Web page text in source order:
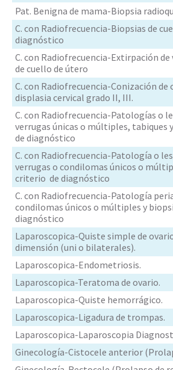
Pat. Benigna de mama-Biopsia
C. con Radiofrecuencia-Biopsias de
diagnóstico
C. con Radiofrecuencia-Extirpación
de cuello de útero
C. con Radiofrecuencia-Conización
displasia cervical grado II, III.
C. con Radiofrecuencia-Patologías o
verrugas únicas o múltiples, tabiques
de diagnóstico
C. con Radiofrecuencia-Patología o
verrugas o condilomas únicos o
criterio de diagnóstico
C. con Radiofrecuencia-Patología
condilomas únicos o múltiples y
diagnóstico
Laparoscopica-Quiste simple de
dimensión (uni o bilaterales).
Laparoscopica-Endometriosis.
Laparoscopica-Teratoma de ovario.
Laparoscopica-Quiste hemorrágico.
Laparoscopica-Ligadura de trompas.
Laparoscopica-Laparoscopia
Ginecología-Cistocele anterior